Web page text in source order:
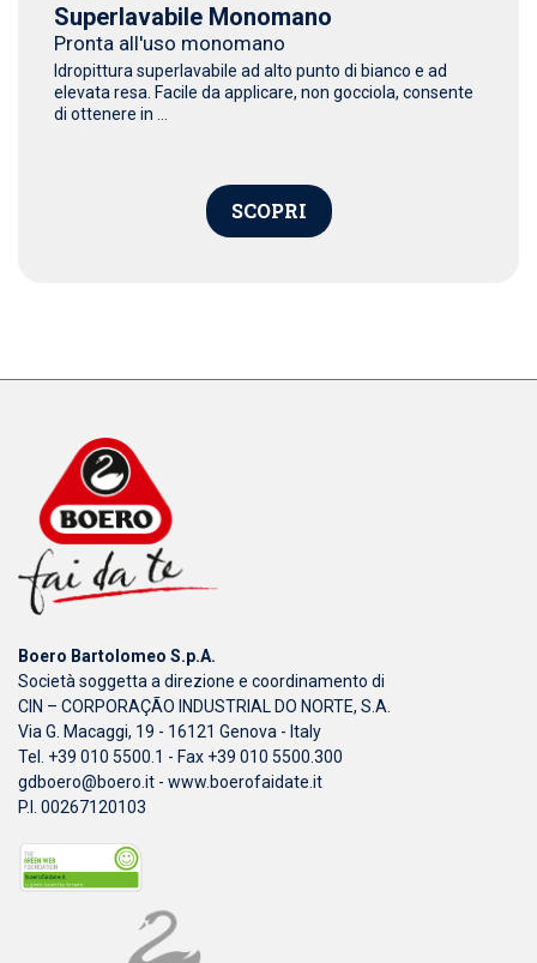
Superlavabile Monomano
Pronta all'uso monomano
Idropittura superlavabile ad alto punto di bianco e ad
elevata resa. Facile da applicare, non gocciola, consente
di ottenere in ...
SCOPRI
Boero Bartolomeo S.p.A.
Società soggetta a direzione e coordinamento di
CIN – CORPORAÇÃO INDUSTRIAL DO NORTE, S.A.
Via G. Macaggi, 19 - 16121 Genova - Italy
Tel. +39 010 5500.1 - Fax +39 010 5500.300
gdboero@boero.it - www.boerofaidate.it
P.I. 00267120103